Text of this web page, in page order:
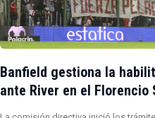
Banfield gestiona la
ante River en el Florencio